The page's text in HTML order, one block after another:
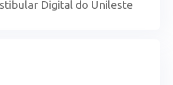
Digital do Unileste